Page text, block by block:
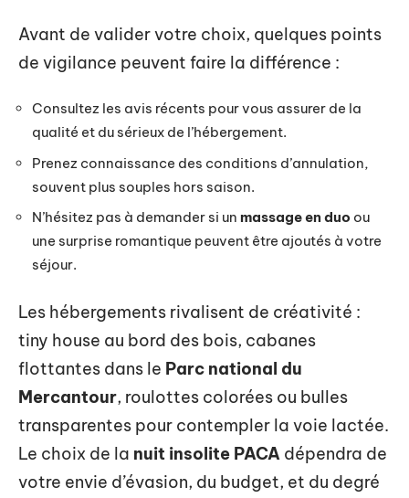
Avant de valider votre choix, quelques points
de vigilance peuvent faire la différence :
Consultez les avis récents pour vous assurer de la
qualité et du sérieux de l’hébergement.
Prenez connaissance des conditions d’annulation,
souvent plus souples hors saison.
N’hésitez pas à demander si un massage en duo ou
une surprise romantique peuvent être ajoutés à votre
séjour.
Les hébergements rivalisent de créativité :
tiny house au bord des bois, cabanes
flottantes dans le Parc national du
Mercantour, roulottes colorées ou bulles
transparentes pour contempler la voie lactée.
Le choix de la nuit insolite PACA dépendra de
votre envie d’évasion, du budget, et du degré